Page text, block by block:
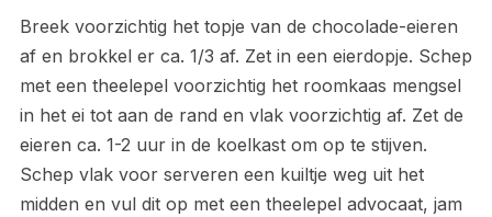
Breek voorzichtig het topje van de chocolade-eieren
af en brokkel er ca. 1/3 af. Zet in een eierdopje. Schep
met een theelepel voorzichtig het roomkaas mengsel
in het ei tot aan de rand en vlak voorzichtig af. Zet de
eieren ca. 1-2 uur in de koelkast om op te stijven.
Schep vlak voor serveren een kuiltje weg uit het
midden en vul dit op met een theelepel advocaat, jam